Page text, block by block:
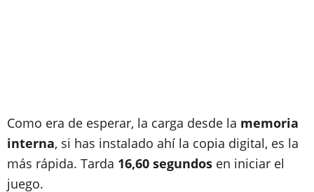
Como era de esperar, la carga desde la memoria
interna, si has instalado ahí la copia digital, es la
más rápida. Tarda 16,60 segundos en iniciar el
juego.